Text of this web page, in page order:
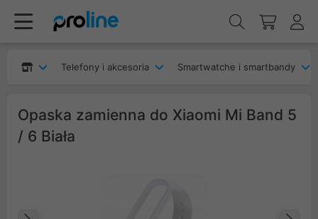
Telefony i akcesoria Smartwatche i smartbandy
Opaska zamienna do Xiaomi Mi Band 5
/ 6 Biała